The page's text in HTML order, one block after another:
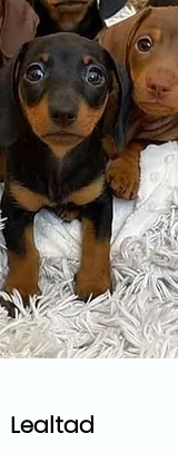
Lealtad